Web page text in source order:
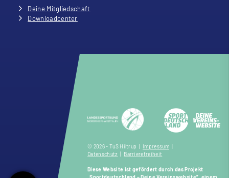
Deine Mitgliedschaft
Downloadcenter
© 2026 - TuS Hiltrup | Impressum|
Datenschutz
Barrierefreiheit
Diese Website ist gefördert durch das Projekt